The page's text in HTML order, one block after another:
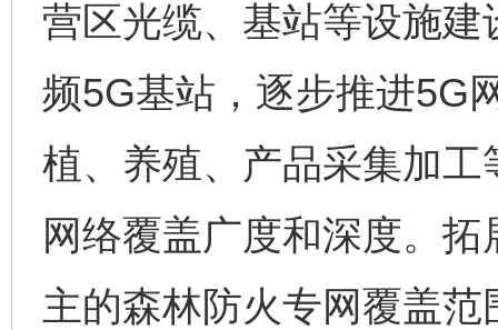
营区光缆、基站等设施
频5G基站，逐步推进5G
植、养殖、产品采集加
网络覆盖广度和深度。
主的森林防火专网覆盖范